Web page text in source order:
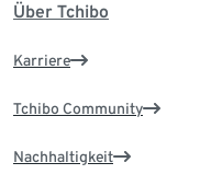
Über Tchibo
Karriere
Tchibo Community
Nachhaltigkeit